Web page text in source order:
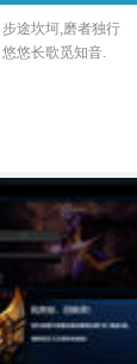
步途坎坷,磨者独行
悠悠长歌觅知音.